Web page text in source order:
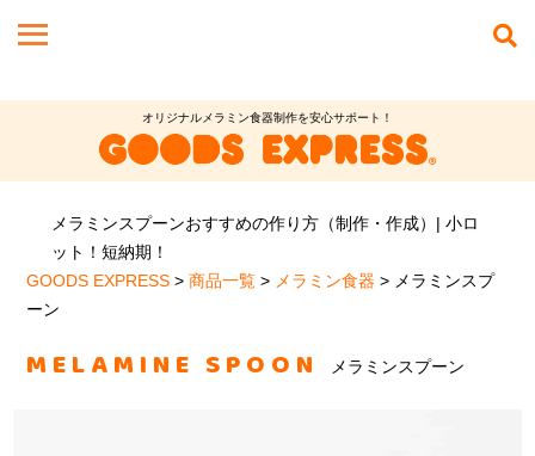
オリジナルメラミン食器制作を安心サポート！
メラミンスプーンおすすめの作り方（制作・作成）| 小ロ
ット！短納期！
GOODS EXPRESS >商品一覧 > メラミン食器 > メラミンスプ
ーン
MELAMINE SPOON メラミンスプーン